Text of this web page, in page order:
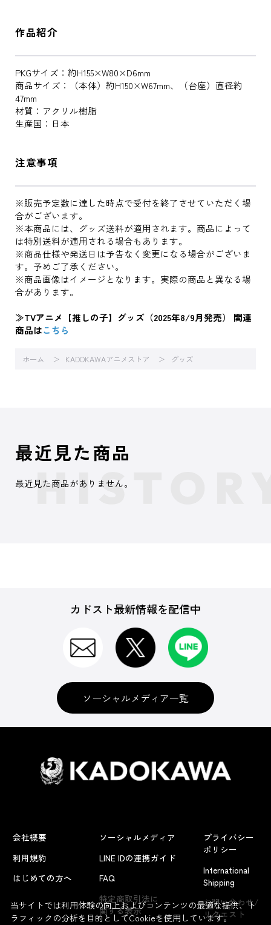
作品紹介
PKGサイズ：約H155×W80×D6mm
商品サイズ：（本体）約H150×W67mm、（台座）直径約
47mm
材質：アクリル樹脂
生産国：日本
注意事項
※販売予定数に達した時点で受付を終了させていただく場
合がございます。
※本商品には、グッズ送料が適用されます。商品によって
は特別送料が適用される場合もあります。
※商品仕様や発送日は予告なく変更になる場合がございま
す。予めご了承ください。
※商品画像はイメージとなります。実際の商品と異なる場
合があります。
≫TVアニメ【推しの子】グッズ（2025年8/9月発売） 関連
商品はこちら
ホーム KADOKAWAアニメストア グッズ
よくあるお問い合わせ
最近見た商品
最近見た商品がありません。
カドスト最新情報を配信中
ソーシャルメディア一覧
会社概要
利用規約
はじめての方へ
ソーシャルメディア
LINE IDの連携ガイド
FAQ
特定商取引法に
関する表示
プライバシー
ポリシー
International
Shipping
お問い合わせ/
リクエスト
当サイトでは利用体験の向上およびコンテンツの最適な提供、ト
ラフィックの分析を目的としてCookieを使用しています。